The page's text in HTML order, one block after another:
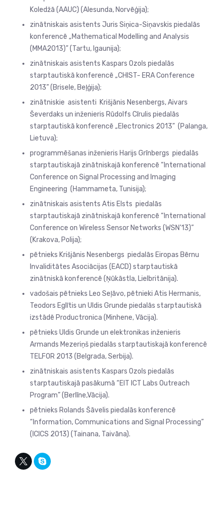
Koledžā (AAUC) (Alesunda, Norvēģija);
zinātniskais asistents Juris Siņica-Siņavskis piedalās
konferencē „Mathematical Modelling and Analysis
(MMA2013)” (Tartu, Igaunija);
zinātniskais asistents Kaspars Ozols piedalās
starptautiskā konferencē „CHIST- ERA Conference
2013” (Brisele, Beļģija);
zinātniskie asistenti Krišjānis Nesenbergs, Aivars
Ševerdaks un inženieris Rūdolfs Cīrulis piedalās
starptautiskā konferencē „Electronics 2013” (Palanga,
Lietuva);
programmēšanas inženieris Harijs Grīnbergs piedalās
starptautiskajā zinātniskajā konferencē “International
Conference on Signal Processing and Imaging
Engineering (Hammameta, Tunisija);
zinātniskais asistents Atis Elsts piedalās
starptautiskajā zinātniskajā konferencē “International
Conference on Wireless Sensor Networks (WSN’13)”
(Krakova, Polija);
pētnieks Krišjānis Nesenbergs piedalās Eiropas Bērnu
Invaliditātes Asociācijas (EACD) starptautiskā
zinātniskā konferencē (Ņūkāstla, Lielbritānija).
vadošais pētnieks Leo Seļāvo, pētnieki Atis Hermanis,
Teodors Eglītis un Uldis Grunde piedalās starptautiskā
izstādē Productronica (Minhene, Vācija).
pētnieks Uldis Grunde un elektronikas inženieris
Armands Mezeriņš piedalās starptautiskajā konferencē
TELFOR 2013 (Belgrada, Serbija).
zinātniskais asistents Kaspars Ozols piedalās
starptautiskajā pasākumā “EIT ICT Labs Outreach
Program” (Berlīne,Vācija).
pētnieks Rolands Šāvelis piedalās konferencē
“Information, Communications and Signal Processing”
(ICICS 2013) (Tainana, Taivāna).